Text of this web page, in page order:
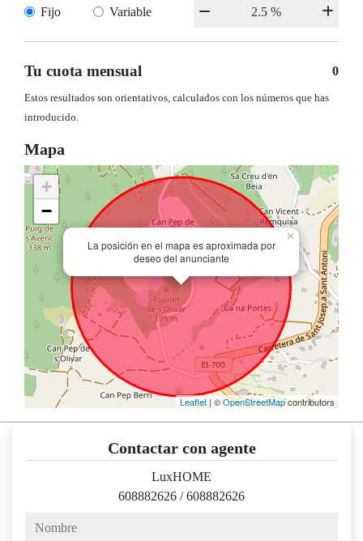
Fijo Variable
Tu cuota mensual 0
Estos resultados son orientativos, calculados con los números que has
introducido.
Mapa
La posición en el mapa es aproximada por
deseo del anunciante
×
+
−
Leaflet | ©OpenStreetMapcontributors
Contactar con agente
LuxHOME
608882626 /608882626
nombre